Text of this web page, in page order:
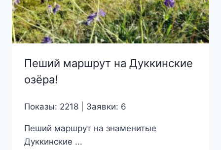
Пеший маршрут на Дуккинские
озёра!
Показы: 2218 | Заявки: 6
Пеший маршрут на знаменитые
Дуккинские ...